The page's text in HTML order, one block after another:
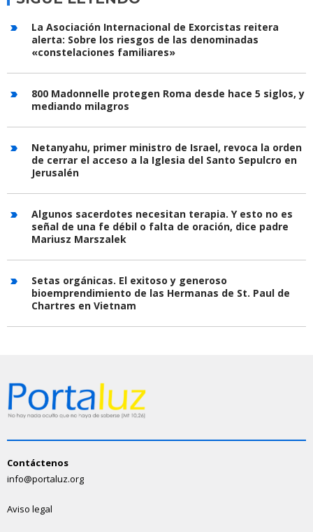
La Asociación Internacional de Exorcistas reitera
alerta: Sobre los riesgos de las denominadas
«constelaciones familiares»
800 Madonnelle protegen Roma desde hace 5 siglos, y
mediando milagros
Netanyahu, primer ministro de Israel, revoca la orden
de cerrar el acceso a la Iglesia del Santo Sepulcro en
Jerusalén
Algunos sacerdotes necesitan terapia. Y esto no es
señal de una fe débil o falta de oración, dice padre
Mariusz Marszalek
Setas orgánicas. El exitoso y generoso
bioemprendimiento de las Hermanas de St. Paul de
Chartres en Vietnam
Contáctenos
info@portaluz.org
Aviso legal